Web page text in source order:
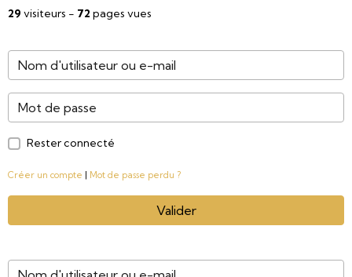
29 visiteurs - 72 pages vues
Rester connecté
Créer un compte | Mot de passe perdu ?
Valider